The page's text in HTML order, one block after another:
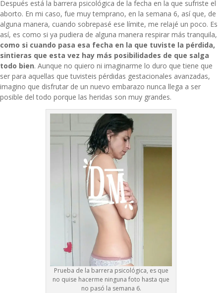
Después está la barrera psicológica de la fecha en la que sufriste el
aborto. En mi caso, fue muy temprano, en la semana 6, así que, de
alguna manera, cuando sobrepasé ese límite, me relajé un poco. Es
así, es como si ya pudiera de alguna manera respirar más tranquila,
como si cuando pasa esa fecha en la que tuviste la pérdida,
sintieras que esta vez hay más posibilidades de que salga
todo bien. Aunque no quiero ni imaginarme lo duro que tiene que
ser para aquellas que tuvisteis pérdidas gestacionales avanzadas,
imagino que disfrutar de un nuevo embarazo nunca llega a ser
posible del todo porque las heridas son muy grandes.
Prueba de la barrera psicológica, es que
no quise hacerme ninguna foto hasta que
no pasó la semana 6.